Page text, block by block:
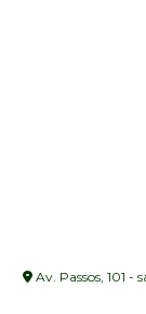
Av. Passos, 101 -